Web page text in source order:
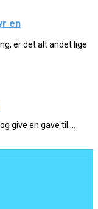
en
er det alt andet lige
give en gave til ...